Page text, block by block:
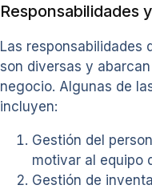
Responsabilidades
Las responsabilidades
son diversas y
negocio. Algunas de
incluyen:
Gestión del
motivar al equipo
Gestión de